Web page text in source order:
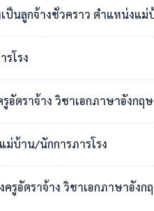
ราว ตำแหน่งแม่บ้าน / นักการภารโร
โรง
อัตราจ้าง วิชาเอกภาษาอังกฤษ
ม่บ้าน/นักการภารโรง
รูอัตราจ้าง วิชาเอกภาษาอังก